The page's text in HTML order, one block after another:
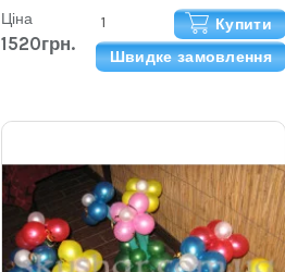
Ціна
1520грн.
Купити
Швидке замовлення